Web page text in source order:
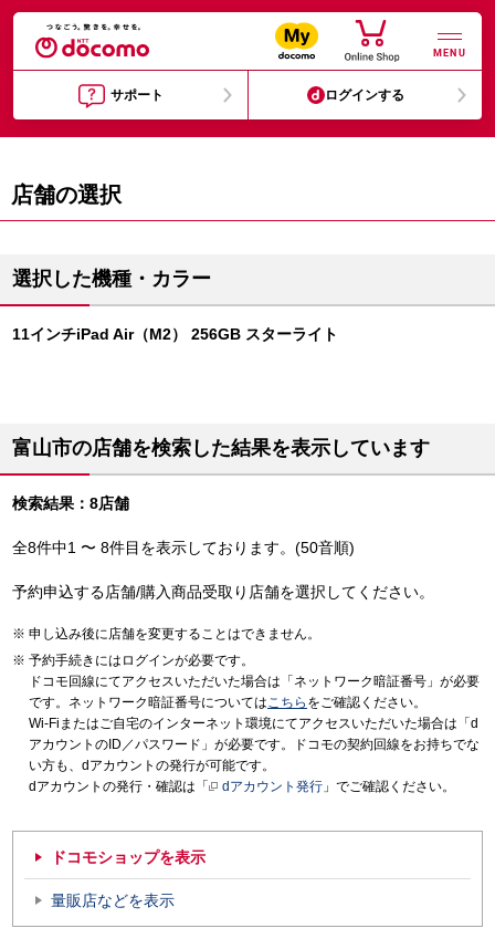
MENU
サポート ログインする
店舗の選択
選択した機種・カラー
11インチiPad Air（M2） 256GB スターライト
富山市の店舗を検索した結果を表示しています
検索結果：8店舗
全8件中1 〜 8件目を表示しております。(50音順)
予約申込する店舗/購入商品受取り店舗を選択してください。
申し込み後に店舗を変更することはできません。
予約手続きにはログインが必要です。
ドコモ回線にてアクセスいただいた場合は「ネットワーク暗証番号」が必要
です。ネットワーク暗証番号についてはこちら をご確認ください。
Wi-Fiまたはご自宅のインターネット環境にてアクセスいただいた場合は「d
アカウントのID／パスワード」が必要です。ドコモの契約回線をお持ちでな
い方も、dアカウントの発行が可能です。
dアカウントの発行・確認は「
dアカウント発行 」でご確認ください。
ドコモショップを表示
量販店などを表示